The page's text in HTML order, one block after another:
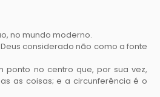
no mundo moderno.
considerado não como a fonte
ponto no centro que, por sua vez,
as coisas; e a circunferência é o